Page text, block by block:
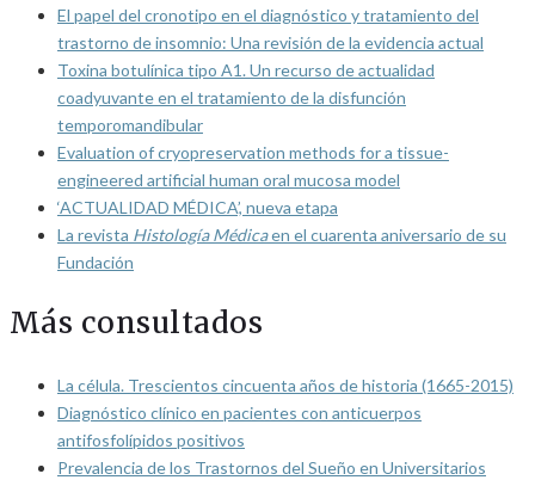
El papel del cronotipo en el diagnóstico y tratamiento del
trastorno de insomnio: Una revisión de la evidencia actual
Toxina botulínica tipo A1. Un recurso de actualidad
coadyuvante en el tratamiento de la disfunción
temporomandibular
Evaluation of cryopreservation methods for a tissue-
engineered artificial human oral mucosa model
‘ACTUALIDAD MÉDICA’, nueva etapa
La revista Histología Médicaen el cuarenta aniversario de su
Fundación
Más consultados
La célula. Trescientos cincuenta años de historia (1665-2015)
Diagnóstico clínico en pacientes con anticuerpos
antifosfolípidos positivos
Prevalencia de los Trastornos del Sueño en Universitarios